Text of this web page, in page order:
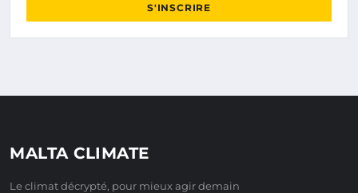
S'INSCRIRE
MALTA CLIMATE
Le climat décrypté, pour mieux agir demain